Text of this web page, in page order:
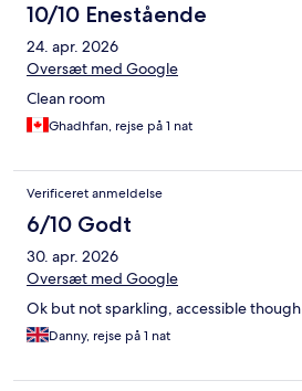
10/10 Enestående
24. apr. 2026
Oversæt med Google
Clean room
Ghadhfan, rejse på 1 nat
Verificeret anmeldelse
6/10 Godt
30. apr. 2026
Oversæt med Google
Ok but not sparkling, accessible though
Danny, rejse på 1 nat